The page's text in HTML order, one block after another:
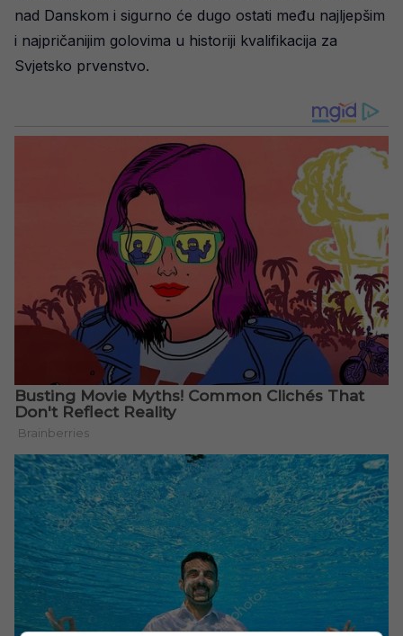
nad Danskom i sigurno će dugo ostati među najljepšim
i najpričanijim golovima u historiji kvalifikacija za
Svjetsko prvenstvo.